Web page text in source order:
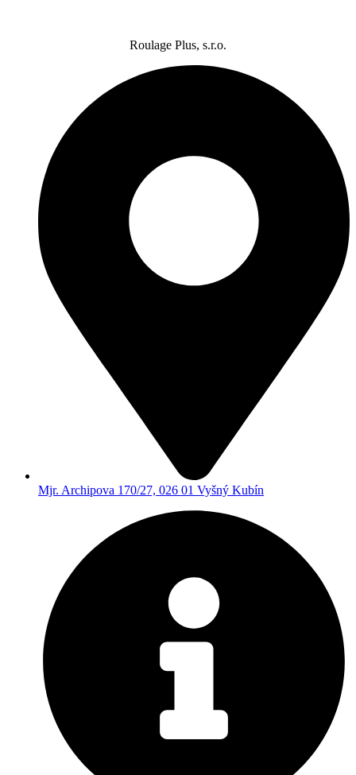
Roulage Plus, s.r.o.
Mjr. Archipova 170/27, 026 01 Vyšný Kubín